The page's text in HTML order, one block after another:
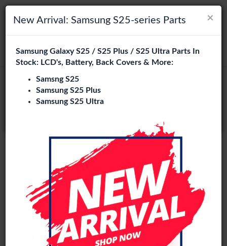
×
Wählen Sie Ihre Sprache
Es sieht so aus, als wären Sie in Vereinigte Staaten
Besuchen Sie
Navigation umschalten
suchen
Login
×
New Arrival: Samsung S25-series Parts
Samsung Galaxy S25 / S25 Plus / S25 Ultra Parts In
Stock: LCD's, Battery, Back Covers & More:
Samsng S25
Samsung S25 Plus
Samsung S25 Ultra